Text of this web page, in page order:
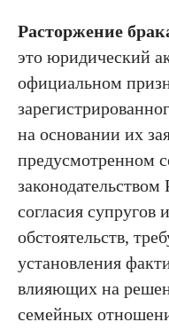
Расторжение
это юридический
официальном
на основании их
предусмотренном
согласия
обстоятельств,
установления
влияющих на
семейных